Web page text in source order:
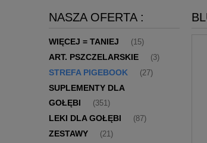
SUPLEMENTY DLA GOŁĘBI
NASZA OFERTA :
WIĘCEJ = TANIEJ (15)
ART. PSZCZELARSKIE (3)
STREFA PIGEBOOK (27)
SUPLEMENTY DLA
GOŁĘBI
(351)
LEKI DLA GOŁĘBI (87)
ZESTAWY (21)